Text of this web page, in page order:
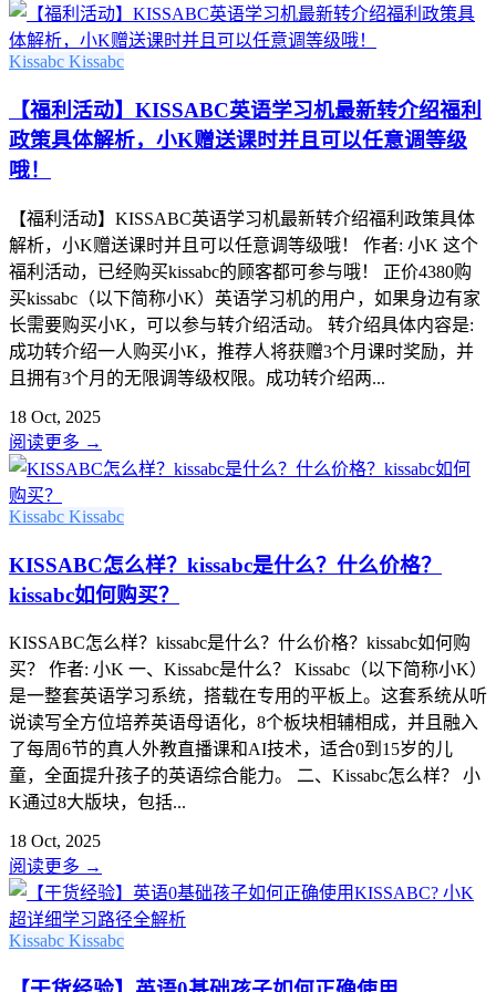
Kissabc Kissabc
【福利活动】KISSABC英语学习机最新转介绍福利
政策具体解析，小K赠送课时并且可以任意调等级
哦！
【福利活动】KISSABC英语学习机最新转介绍福利政策具体
解析，小K赠送课时并且可以任意调等级哦！ 作者: 小K 这个
福利活动，已经购买kissabc的顾客都可参与哦！ 正价4380购
买kissabc（以下简称小K）英语学习机的用户，如果身边有家
长需要购买小K，可以参与转介绍活动。 转介绍具体内容是:
成功转介绍一人购买小K，推荐人将获赠3个月课时奖励，并
且拥有3个月的无限调等级权限。成功转介绍两...
18 Oct, 2025
阅读更多 →
Kissabc Kissabc
KISSABC怎么样？kissabc是什么？什么价格？
kissabc如何购买？
KISSABC怎么样？kissabc是什么？什么价格？kissabc如何购
买？ 作者: 小K 一、Kissabc是什么？ Kissabc（以下简称小K）
是一整套英语学习系统，搭载在专用的平板上。这套系统从听
说读写全方位培养英语母语化，8个板块相辅相成，并且融入
了每周6节的真人外教直播课和AI技术，适合0到15岁的儿
童，全面提升孩子的英语综合能力。 二、Kissabc怎么样？ 小
K通过8大版块，包括...
18 Oct, 2025
阅读更多 →
Kissabc Kissabc